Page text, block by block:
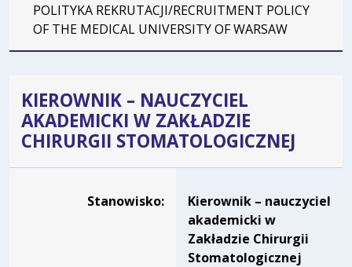
POLITYKA REKRUTACJI/RECRUITMENT POLICY
OF THE MEDICAL UNIVERSITY OF WARSAW
KIEROWNIK – NAUCZYCIEL
AKADEMICKI W ZAKŁADZIE
CHIRURGII STOMATOLOGICZNEJ
Stanowisko:
Kierownik – nauczyciel
akademicki w
Zakładzie Chirurgii
Stomatologicznej